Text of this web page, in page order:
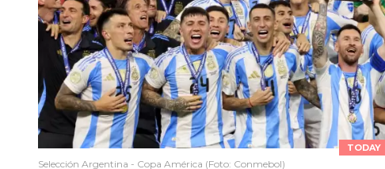
TODAY
Selección Argentina - Copa América (Foto: Conmebol)